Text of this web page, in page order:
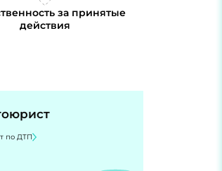
за принятые
действия
по ДТП